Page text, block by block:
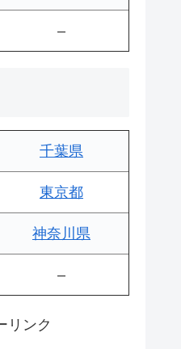
–
千葉県
東京都
神奈川県
–
リンク